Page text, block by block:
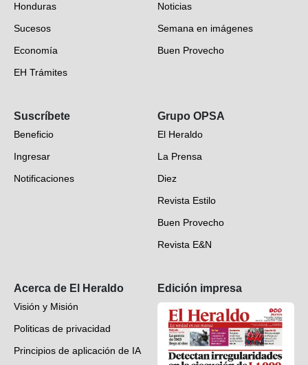
Honduras
Sucesos
Economía
EH Trámites
EH Verifica
Fotogalerías
Deportes
Videos
Noticias
Semana en imágenes
Buen Provecho
Suscríbete
Beneficio
Ingresar
Notificaciones
Grupo OPSA
El Heraldo
La Prensa
Diez
Revista Estilo
Buen Provecho
Revista E&N
Acerca de El Heraldo
Visión y Misión
Politicas de privacidad
Principios de aplicación de IA
Edición impresa